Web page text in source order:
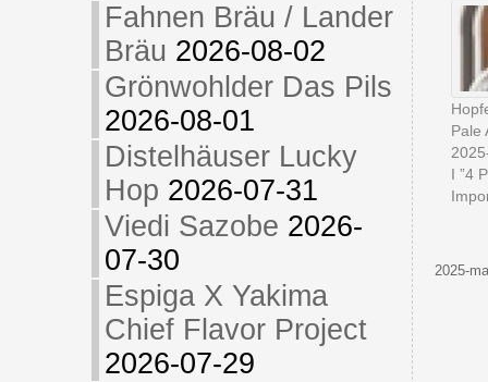
Fahnen Bräu / Lander
Bräu 2026-08-02
Grönwohlder Das Pils
2026-08-01
Distelhäuser Lucky
Hop 2026-07-31
Viedi Sazobe 2026-
07-30
Espiga X Yakima
Chief Flavor Project
2026-07-29
Pale
I ”4
2025-